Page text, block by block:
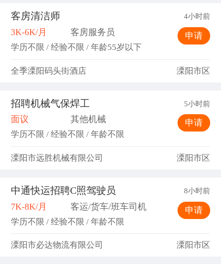
客房清洁师 4小时前
3K-6K/月 客房服务员
学历不限 / 经验不限 / 年龄55岁以下
申请
全季溧阳码头街酒店 溧阳市区
招聘机械气保焊工 5小时前
面议 其他机械
学历不限 / 经验不限 / 年龄不限
申请
溧阳市远胜机械有限公司 溧阳市区
中通快运招聘C照驾驶员 8小时前
7K-8K/月 客运/货车/班车司机
学历不限 / 经验不限 / 年龄不限
申请
溧阳市必达物流有限公司 溧阳市区